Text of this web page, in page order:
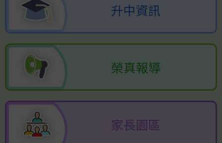
升中資訊
榮真報導
家長園區